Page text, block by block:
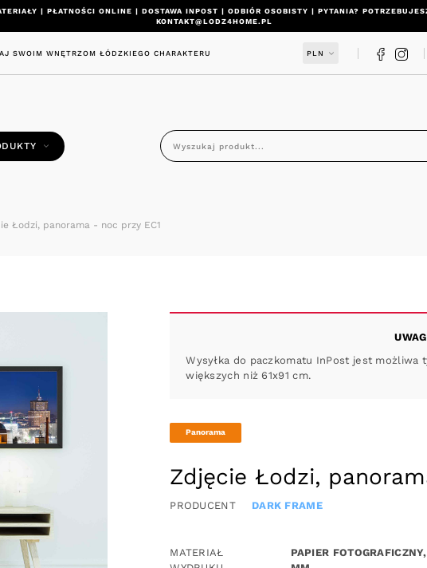
| PŁATNOŚCI ONLINE | DOSTAWA INPOST | ODBIÓR OSOBISTY | PYTANIA?
KONTAKT@LODZ4HOME.PL
SWOIM WNĘTRZOM ŁÓDZKIEGO CHARAKTERU PLN
Łodzi, panorama - noc przy EC1
Wysyłka do paczkomatu InPost jest
większych niż 61x91 cm.
Panorama
Zdjęcie Łodzi,
PRODUCENT DARK FRAME
MATERIAŁ
PAPIER